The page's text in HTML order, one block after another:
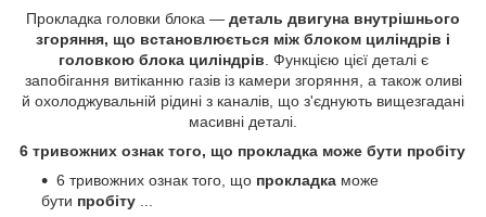
Прокладка головки блока — деталь двигуна внутрішнього
згоряння, що встановлюється між блоком циліндрів і
головкою блока циліндрів . Функцією цієї деталі є
запобігання витіканню газів із камери згоряння, а також оливі
й охолоджувальній рідині з каналів, що з'єднують вищезгадані
масивні деталі.
6 тривожних ознак того, що прокладка може бути пробіту
6 тривожних ознак того, що прокладка може
бути пробіту